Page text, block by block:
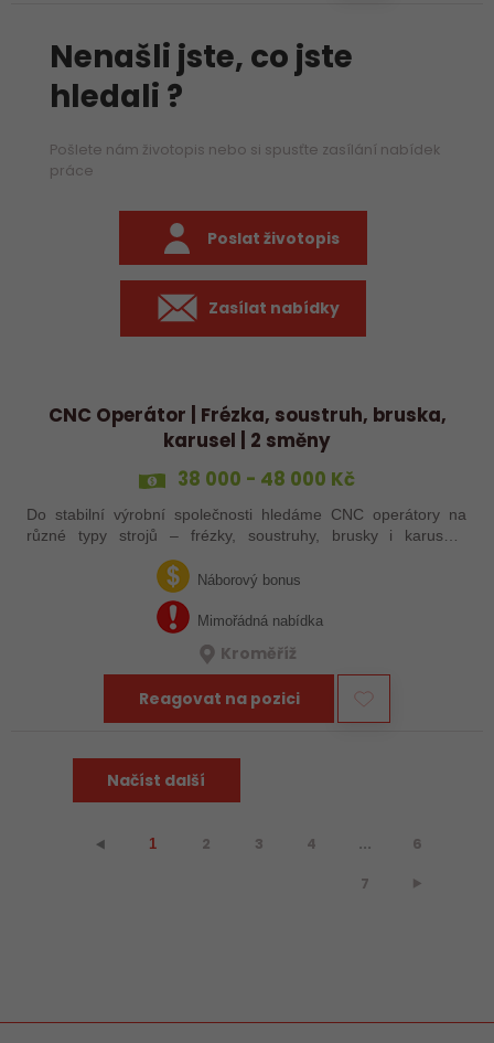
Nenašli jste, co jste
hledali ?
Pošlete nám životopis nebo si spusťte zasílání nabídek
práce
Poslat životopis
Zasílat nabídky
CNC Operátor | Frézka, soustruh, bruska,
karusel | 2 směny
38 000 - 48 000 Kč
Do stabilní výrobní společnosti hledáme CNC operátory na
různé typy strojů – frézky, soustruhy, brusky i karusely.
Uplatnění u nás najdou zkušení obráběči i absolventi
technických oborů, kteří se…Náborový bonus
Mimořádná nabídka
Kroměříž
Reagovat na pozici
Načíst další
⯇ 1 2 3 4 ... 6
7 ⯈